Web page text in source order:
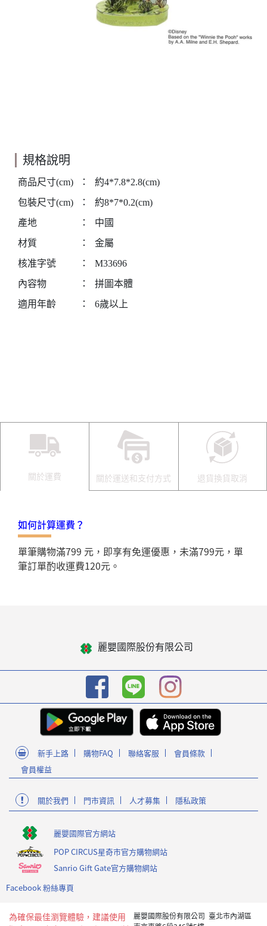
規格說明
商品尺寸(cm) ：
約4*7.8*2.8(cm)
包裝尺寸(cm)
：
約8*7*0.2(cm)
產地
：
中國
材質
：
金屬
核准字號
：
M33696
內容物
：
拼圖本體
適用年齡
： 6歲以上
關於運費 關於運送和支付方式 退貨換貨取消
如何計算運費？
單筆購物滿799 元，即享有免運優惠，未滿799元，單
筆訂單酌收運費120元。
麗嬰國際股份有限公司
新手上路 購物FAQ 聯絡客服
會員條款
會員權益
關於我們 門市資訊 人才募集 隱私政策
麗嬰國際官方網站
POP CIRCUS星奇市官方購物網站
Sanrio Gift Gate官方購物網站
Facebook 粉絲專頁
為確保最佳瀏覽體驗，建議使用
麗嬰國際股份有限公司 臺北市內湖區